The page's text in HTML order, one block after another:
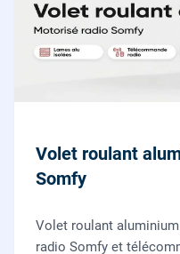
Volet roulant
Somfy
Volet roulant
radio Somfy et